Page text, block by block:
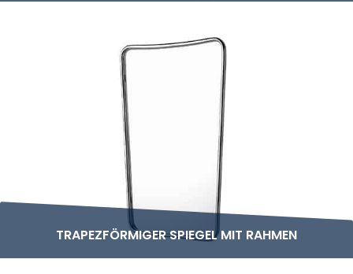
TRAPEZFÖRMIGER SPIEGEL MIT RAHMEN